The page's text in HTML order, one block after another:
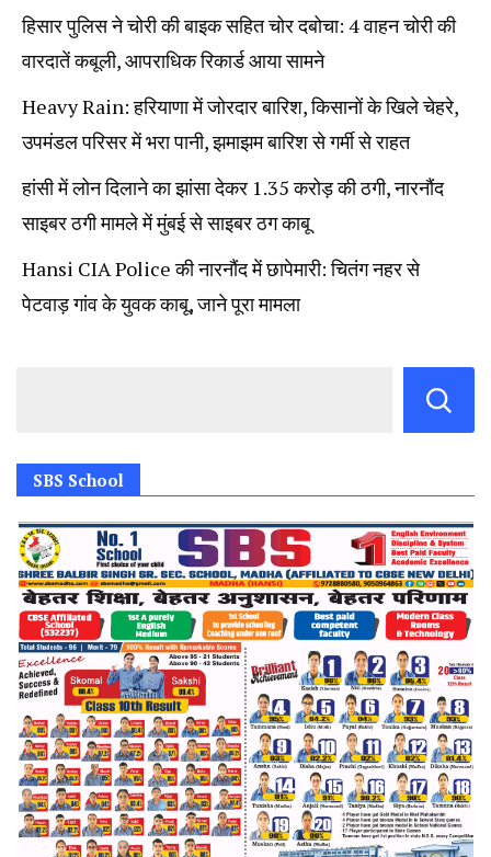
हिसार पुलिस ने चोरी की बाइक सहित चोर दबोचा: 4 वाहन चोरी की
वारदातें कबूली, आपराधिक रिकार्ड आया सामने
Heavy Rain: हरियाणा में जोरदार बारिश, किसानों के खिले चेहरे,
उपमंडल परिसर में भरा पानी, झमाझम बारिश से गर्मी से राहत
हांसी में लोन दिलाने का झांसा देकर 1.35 करोड़ की ठगी, नारनौंद
साइबर ठगी मामले में मुंबई से साइबर ठग काबू
Hansi CIA Police की नारनौंद में छापेमारी: चितंग नहर से
पेटवाड़ गांव के युवक काबू, जाने पूरा मामला
SBS School